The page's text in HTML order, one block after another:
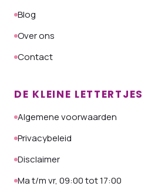
Blog
Over ons
Contact
DE KLEINE LETTERTJES
Algemene voorwaarden
Privacybeleid
Disclaimer
Ma t/m vr, 09:00 tot 17:00